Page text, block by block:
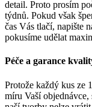
detail. Proto prosím
týdnů. Pokud však
čas Vás tlačí, napište
pokusíme udělat
Péče a garance
Protože každý kus ze
míru Vaší